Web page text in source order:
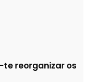
te reorganizar os